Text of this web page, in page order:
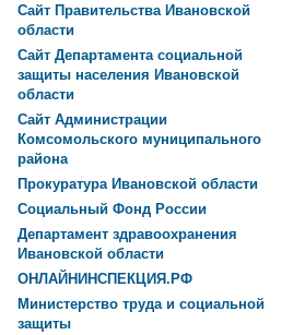
Сайт Правительства Ивановской
области
Сайт Департамента социальной
защиты населения Ивановской
области
Сайт Администрации
Комсомольского муниципального
района
Прокуратура Ивановской области
Социальный Фонд России
Департамент здравоохранения
Ивановской области
ОНЛАЙНИНСПЕКЦИЯ.РФ
Министерство труда и социальной
защиты